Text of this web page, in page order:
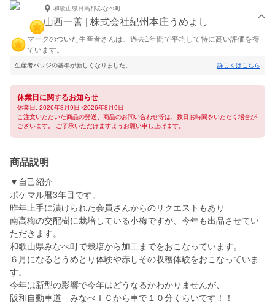
和歌山県日高郡みなべ町
山西一善 | 株式会社紀州本庄うめよし
マークのついた生産者さんは、過去1年間で平均して特に高い評価を得
ています。
生産者バッジの基準が新しくなりました。 詳しくはこちら
休業日に関するお知らせ
休業日: 2026年8月9日~2026年8月9日
ご注文いただいた商品の発送、商品のお問い合わせ等は、数日お時間をいただく場合が
ございます。 ご了承いただけますようお願い申し上げます。
商品説明
▼自己紹介
ポケマル暦3年目です。
昨年上手に漬けられた会員さんからのリクエストもあり
南高梅の交配樹に栽培している小梅ですが、今年も出品させてい
ただきます。
和歌山県みなべ町で栽培から加工までをおこなっています。
６月になるとうめとり体験や赤しその収穫体験をおこなっていま
す。
今年は新型の影響で今年はどうなるかわかりませんが、
阪和自動車道 みなべＩＣから車で１０分くらいです！！